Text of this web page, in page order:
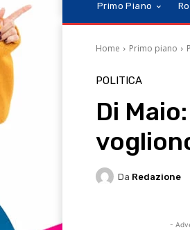
Primo Piano
Home Primo piano
POLITICA
Di
Da Redazione
-